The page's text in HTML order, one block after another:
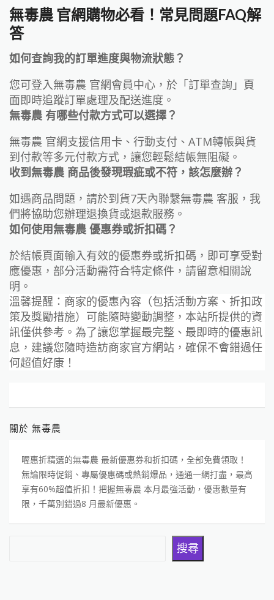
無毒農 官網購物必看！常見問題FAQ解
答
如何查詢我的訂單進度與物流狀態？
您可登入無毒農 官網會員中心，於「訂單查詢」頁
面即時追蹤訂單處理及配送進度。
無毒農 有哪些付款方式可以選擇？
無毒農 官網支援信用卡、行動支付、ATM轉帳與貨
到付款等多元付款方式，讓您輕鬆結帳無阻礙。
收到無毒農 商品後發現瑕疵或不符，該怎麼辦？
如遇商品問題，請於到貨7天內聯繫無毒農 客服，我
們將協助您辦理退換貨或退款服務。
如何使用無毒農 優惠券或折扣碼？
於結帳頁面輸入有效的優惠券或折扣碼，即可享受對
應優惠，部分活動需符合特定條件，請留意相關說
明。
溫馨提醒：商家的優惠內容（包括活動方案、折扣政
策及獎勵措施）可能隨時變動調整，本站所提供的資
訊僅供參考。為了讓您掌握最完整、最即時的優惠訊
息，建議您隨時造訪商家官方網站，確保不會錯過任
何超值好康！
關於 無毒農
喔惠折精選的無毒農 最新優惠券和折扣碼，全部免費領取！
無論限時促銷、專屬優惠碼或熱銷爆品，通通一網打盡，最高
享有60%超值折扣！把握無毒農 本月最強活動，優惠數量有
限，千萬別錯過8 月最新優惠。
搜尋